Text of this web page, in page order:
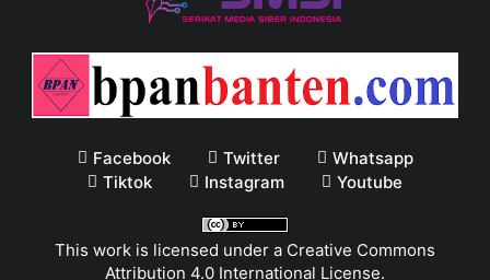
Facebook Twitter
Whatsapp
Tiktok
Instagram Youtube
This work is licensed under a Creative Commons
Attribution 4.0 International License.